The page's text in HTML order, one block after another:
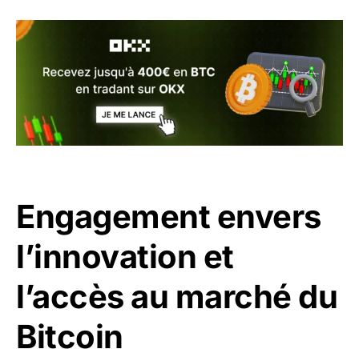
Engagement envers
l’innovation et
l’accès au marché du
Bitcoin